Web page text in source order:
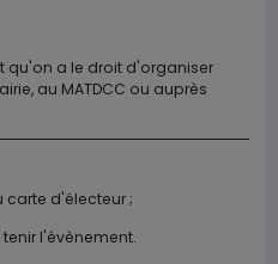
qu'on a le droit d'organiser
au MATDCC ou auprès
carte d'électeur ;
l'évènement.